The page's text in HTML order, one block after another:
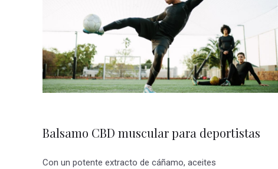
Balsamo CBD muscular para deportistas
Con un potente extracto de cáñamo, aceites